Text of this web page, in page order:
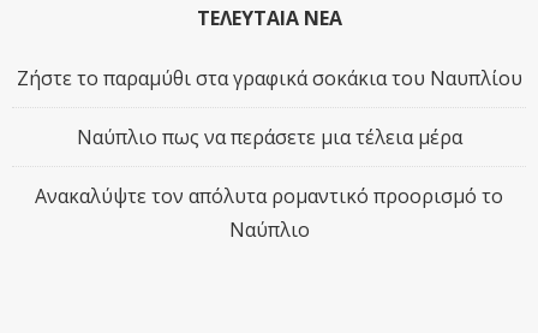
ΤΕΛΕΥΤΑΙΑ ΝΕΑ
Ζήστε το παραμύθι στα γραφικά σοκάκια του Ναυπλίου
Ναύπλιο πως να περάσετε μια τέλεια μέρα
Ανακαλύψτε τον απόλυτα ρομαντικό προορισμό το
Ναύπλιο